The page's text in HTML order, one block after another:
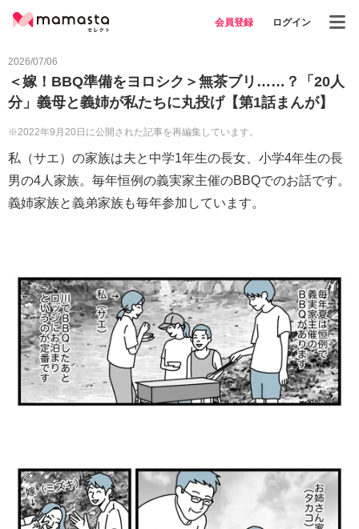
会員登録 ログイン
2026/07/06
＜嫁！BBQ準備をヨロシク＞無茶ブリ……？「20人
分」義母と義姉が私たちに丸投げ【第1話まんが】
※2022年9月20日に公開された記事を再編集しています。
私（サエ）の家族は夫と中学1年生の長女、小学4年生の長
男の4人家族。毎年恒例の義実家主催のBBQでのお話です。
義姉家族と義弟家族も毎年参加しています。